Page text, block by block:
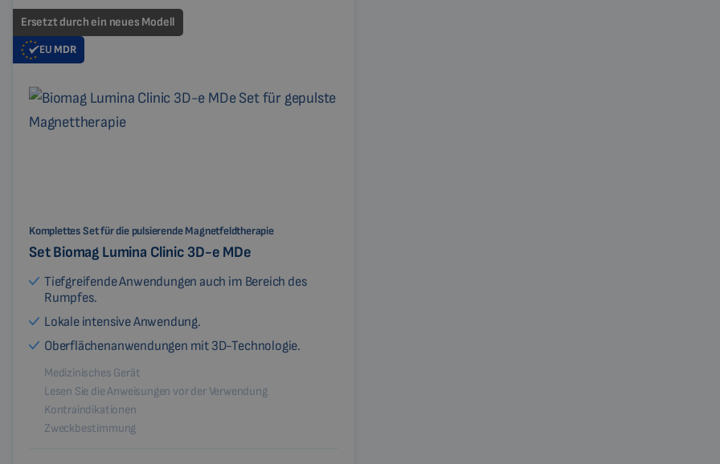
Ersetzt durch ein neues Modell
EUMDR
Komplettes Set für die pulsierende Magnetfeldtherapie
Set Biomag Lumina Clinic 3D-e MDe
Tiefgreifende Anwendungen auch im Bereich des
Rumpfes.
Lokale intensive Anwendung.
Oberflächenanwendungen mit 3D-Technologie.
Medizinisches Gerät
Lesen Sie die Anweisungen vor der Verwendung
Kontraindikationen
Zweckbestimmung